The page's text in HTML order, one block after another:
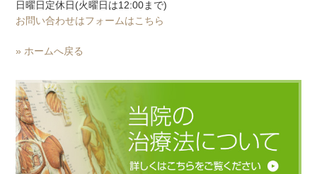
日曜日定休日(火曜日は12:00まで)
お問い合わせはフォームはこちら
» ホームへ戻る